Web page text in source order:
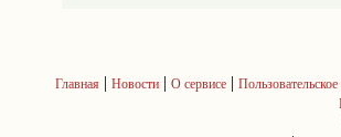
Главная | Новости| О сервисе|